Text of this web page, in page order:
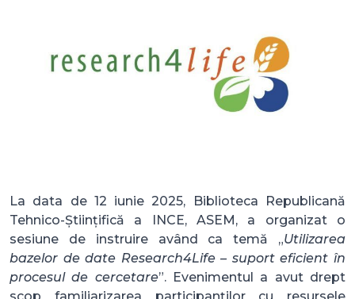
La data de 12 iunie 2025, Biblioteca Republicană
Tehnico-Științifică a INCE, ASEM, a organizat o
sesiune de instruire având ca temă „Utilizarea
bazelor de date Research4Life – suport eficient în
procesul de cercetare”. Evenimentul a avut drept
scop familiarizarea participanților cu resursele